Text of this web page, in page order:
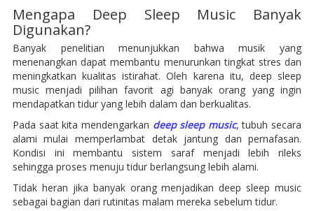
Mengapa Deep Sleep Music Banyak
Digunakan?
Banyak penelitian menunjukkan bahwa musik yang
menenangkan dapat membantu menurunkan tingkat stres dan
meningkatkan kualitas istirahat. Oleh karena itu, deep sleep
music menjadi pilihan favorit agi banyak orang yang ingin
mendapatkan tidur yang lebih dalam dan berkualitas.
Pada saat kita mendengarkan deep sleep music, tubuh secara
alami mulai memperlambat detak jantung dan pernafasan.
Kondisi ini membantu sistem saraf menjadi lebih rileks
sehingga proses menuju tidur berlangsung lebih alami.
Tidak heran jika banyak orang menjadikan deep sleep music
sebagai bagian dari rutinitas malam mereka sebelum tidur.